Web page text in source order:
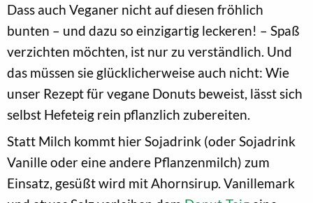
Dass auch Veganer nicht auf diesen fröhlich
bunten – und dazu so einzigartig leckeren! – Spaß
verzichten möchten, ist nur zu verständlich. Und
das müssen sie glücklicherweise auch nicht: Wie
unser Rezept für vegane Donuts beweist, lässt sich
selbst Hefeteig rein pflanzlich zubereiten.
Statt Milch kommt hier Sojadrink (oder Sojadrink
Vanille oder eine andere Pflanzenmilch) zum
Einsatz, gesüßt wird mit Ahornsirup. Vanillemark